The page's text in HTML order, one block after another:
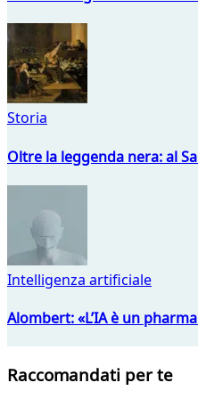
Storia
Oltre la leggenda nera: al
Intelligenza artificiale
Alombert: «L’IA è un
Raccomandati per te